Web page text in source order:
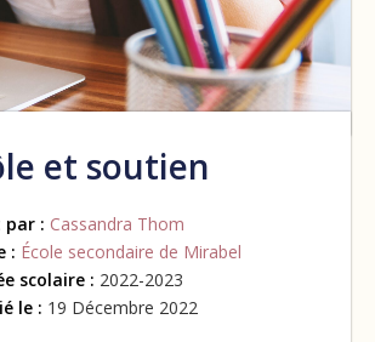
et soutien
par : Cassandra Thom
: École secondaire de Mirabel
scolaire : 2022-2023
le : 19 Décembre 2022